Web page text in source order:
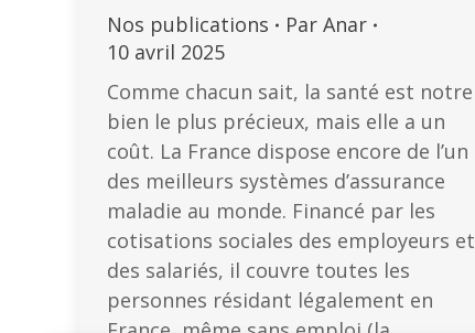
Nos publications Par Anar
10 avril 2025
Comme chacun sait, la santé est notre
bien le plus précieux, mais elle a un
coût. La France dispose encore de l’un
des meilleurs systèmes d’assurance
maladie au monde. Financé par les
cotisations sociales des employeurs et
des salariés, il couvre toutes les
personnes résidant légalement en